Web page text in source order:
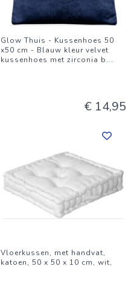
Glow Thuis - Kussenhoes 50
x50 cm - Blauw kleur velvet
kussenhoes met zirconia b...
€ 14,95
Vloerkussen, met handvat,
katoen, 50 x 50 x 10 cm, wit,